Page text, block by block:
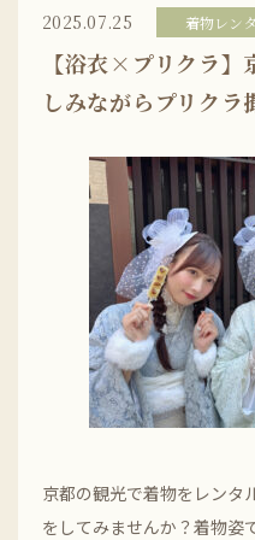
2025.07.25 着物レン
【浴衣×プリクラ
しみながらプリクラ
京都の観光で着物をレンタ
をしてみませんか？着物姿